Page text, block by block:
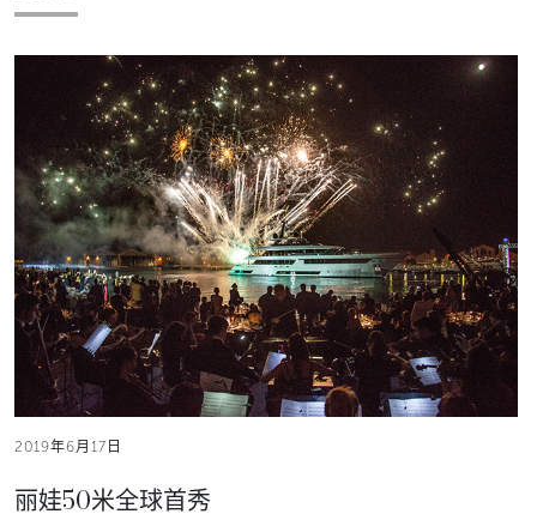
2019年6月17日
丽娃50米全球首秀